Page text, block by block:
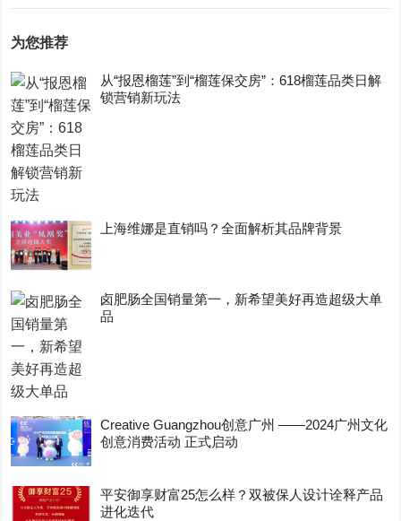
为您推荐
从“报恩榴莲”到“榴莲保交房”：618榴莲品类日解
锁营销新玩法
上海维娜是直销吗？全面解析其品牌背景
卤肥肠全国销量第一，新希望美好再造超级大单
品
Creative Guangzhou创意广州 ——2024广州文化
创意消费活动 正式启动
平安御享财富25怎么样？双被保人设计诠释产品
进化迭代